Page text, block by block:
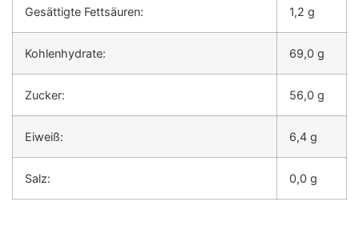
Gesättigte Fettsäuren: 1,2 g
Kohlenhydrate: 69,0 g
Zucker: 56,0 g
Eiweiß: 6,4 g
Salz: 0,0 g